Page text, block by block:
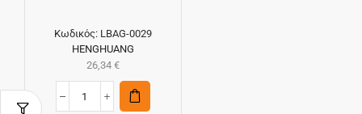
Κωδικός: LBAG-0029
HENGHUANG
26,34 €